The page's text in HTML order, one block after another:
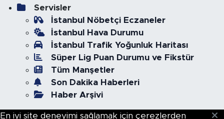
Servisler
İstanbul Nöbetçi Eczaneler
İstanbul Hava Durumu
İstanbul Trafik Yoğunluk Haritası
Süper Lig Puan Durumu ve Fikstür
Tüm Manşetler
Son Dakika Haberleri
Haber Arşivi
En iyi site deneyimi sağlamak için çerezlerden